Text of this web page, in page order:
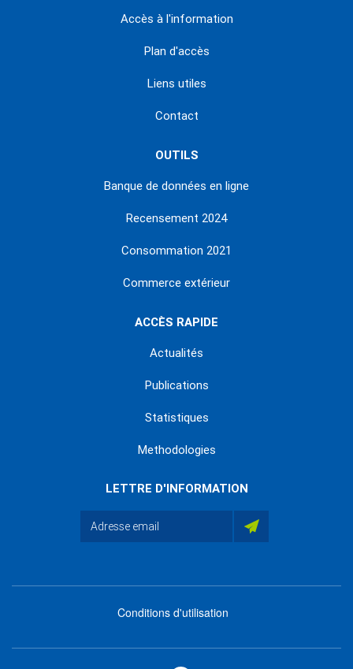
Accès à l'information
Plan d'accès
Liens utiles
Contact
OUTILS
Banque de données en ligne
Recensement 2024
Consommation 2021
Commerce extérieur
ACCÈS RAPIDE
Actualités
Publications
Statistiques
Methodologies
LETTRE D'INFORMATION
footer
Conditions d'utilisation